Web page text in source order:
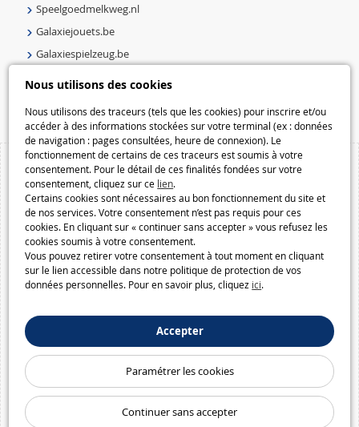
Nous utilisons des cookies
Nous utilisons des traceurs (tels que les cookies) pour inscrire et/ou
accéder à des informations stockées sur votre terminal (ex : données
de navigation : pages consultées, heure de connexion). Le
fonctionnement de certains de ces traceurs est soumis à votre
consentement. Pour le détail de ces finalités fondées sur votre
consentement, cliquez sur ce lien.
Certains cookies sont nécessaires au bon fonctionnement du site et
de nos services. Votre consentement n’est pas requis pour ces
cookies. En cliquant sur « continuer sans accepter » vous refusez les
cookies soumis à votre consentement.
Vous pouvez retirer votre consentement à tout moment en cliquant
sur le lien accessible dans notre politique de protection de vos
données personnelles. Pour en savoir plus, cliquez ici.
Accepter
Paramétrer les cookies
Continuer sans accepter
Speelgoedmelkweg.nl
Galaxiejouets.be
Galaxiespielzeug.be